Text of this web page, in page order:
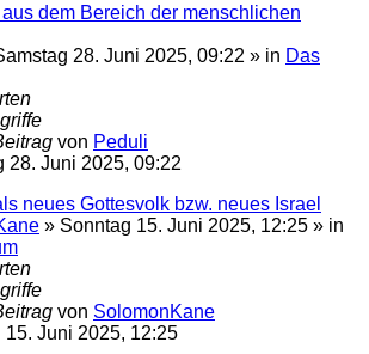
dem Bereich der menschlichen
28. Juni 2025, 09:22 » in Das
von Peduli
28. Juni 2025, 09:22
neues Gottesvolk bzw. neues Israel
» Sonntag 15. Juni 2025, 12:25 » in
von SolomonKane
15. Juni 2025, 12:25